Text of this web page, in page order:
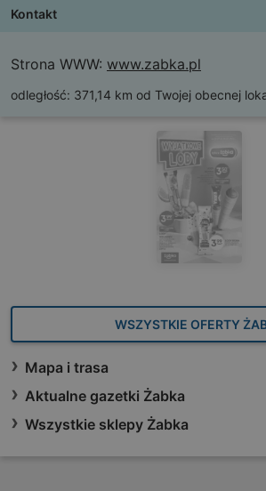
Kontakt
Strona WWW: www.zabka.pl
odległość: 371,14 km od Twojej obecnej
WSZYSTKIE OFERTY
Mapa i trasa
Aktualne gazetki Żabka
Wszystkie sklepy Żabka